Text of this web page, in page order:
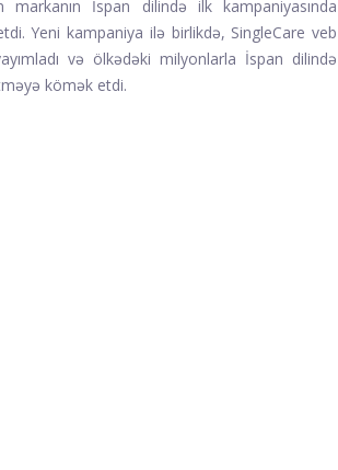
İspan dilində ilk kampaniyasında
Yeni kampaniya ilə birlikdə, SingleCare veb
və ölkədəki milyonlarla İspan dilində
kömək etdi.